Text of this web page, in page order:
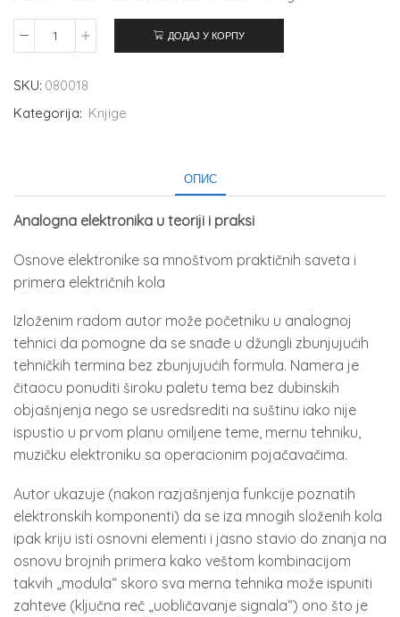
ДОДАЈ У КОРПУ
SKU: 080018
Kategorija: Knjige
ОПИС
Analogna elektronika u teoriji i praksi
Osnove elektronike sa mnoštvom praktičnih saveta i
primera električnih kola
Izloženim radom autor može početniku u analognoj
tehnici da pomogne da se snađe u džungli zbunjujućih
tehničkih termina bez zbunjujućih formula. Namera je
čitaocu ponuditi široku paletu tema bez dubinskih
objašnjenja nego se usredsrediti na suštinu iako nije
ispustio u prvom planu omiljene teme, mernu tehniku,
muzičku elektroniku sa operacionim pojačavačima.
Autor ukazuje (nakon razjašnjenja funkcije poznatih
elektronskih komponenti) da se iza mnogih složenih kola
ipak kriju isti osnovni elementi i jasno stavio do znanja na
osnovu brojnih primera kako veštom kombinacijom
takvih „modula“ skoro sva merna tehnika može ispuniti
zahteve (ključna reč „uobličavanje signala“) ono što je